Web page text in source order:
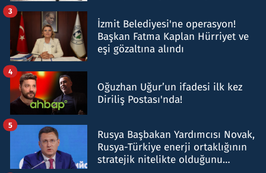
İzmit Belediyesi'ne operasyon!
Başkan Fatma Kaplan Hürriyet ve
eşi gözaltına alındı
3
Oğuzhan Uğur’un ifadesi ilk kez
Diriliş Postası'nda!
4
Rusya Başbakan Yardımcısı Novak,
Rusya-Türkiye enerji ortaklığının
stratejik nitelikte olduğunu
5